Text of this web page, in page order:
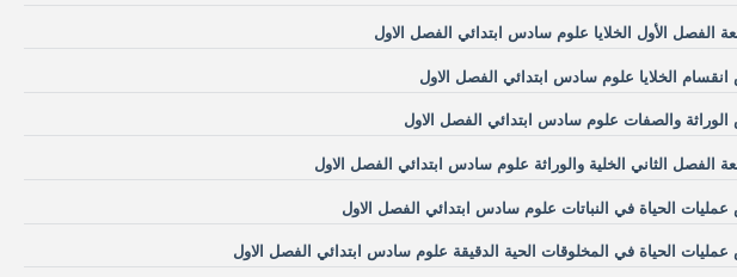
الفصل الأول الخلايا علوم سادس ابتدائي الفصل الاول
الخلايا علوم سادس ابتدائي الفصل الاول
والصفات علوم سادس ابتدائي الفصل الاول
الفصل الثاني الخلية والوراثة علوم سادس ابتدائي الفصل الاول
الحياة في النباتات علوم سادس ابتدائي الفصل الاول
الحياة في المخلوقات الحية الدقيقة علوم سادس ابتدائي الفصل الاول